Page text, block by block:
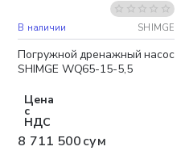
Бесплатная доставка
В наличии SHIMGE
Погружной дренажный насос
SHIMGE WQ65-15-5,5
Цена
с
НДС
8 711 500 сум